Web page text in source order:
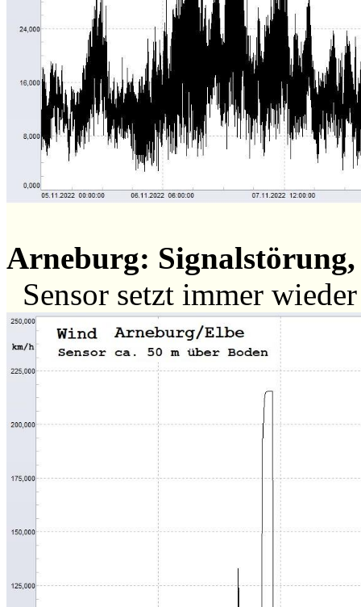
Arneburg: Signalstörung,
Sensor setzt immer